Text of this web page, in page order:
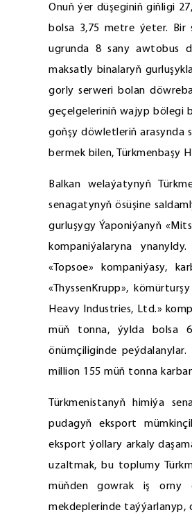
Onuň ýer düşeginiň giňligi
bolsa 3,75 metre ýeter.
ugrunda 8 sany awtobus
maksatly binalaryň
gorly serweri bolan
geçelgeleriniň wajyp bölegi
goňşy döwletleriň arasynda
bermek bilen, Türkmenbaşy
Balkan welaýatynyň
senagatynyň ösüşine
gurluşygy Ýaponiýanyň
kompaniýalaryna
«Topsoe» kompaniýasy,
«ThyssenKrupp»,
Heavy Industries, Ltd.»
müň tonna, ýylda bolsa
önümçiliginde
million 155 müň tonna
Türkmenistanyň himiýa
pudagyň eksport
eksport ýollary arkaly
uzaltmak, bu toplumy
müňden gowrak iş orny
mekdeplerinde taýýarlanyp,